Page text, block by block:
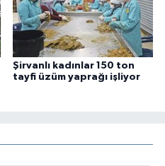
Şirvanlı kadınlar 150 ton
tayfi üzüm yaprağı işliyor